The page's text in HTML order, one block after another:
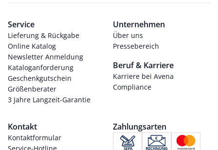
Service
Lieferung & Rückgabe
Online Katalog
Newsletter Anmeldung
Kataloganforderung
Geschenkgutschein
Größenberater
3 Jahre Langzeit-Garantie
Unternehmen
Über uns
Pressebereich
Beruf & Karriere
Karriere bei Avena
Compliance
Kontakt
Kontaktformular
Zahlungsarten